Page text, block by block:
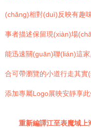
(chǎng)相對(duì)反映有趣
事者描述保留現(xiàn)場
能迅速關(guān)聯(lián)這
合可帶瀏覽的小道行走其
添加專屬Logo展映安靜享
重新編譯江至表魔域